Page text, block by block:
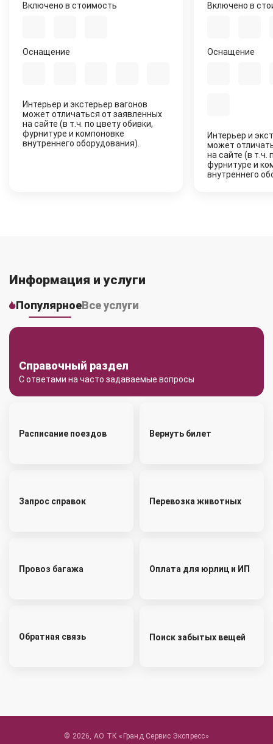
Включено в стоимость
Оснащение
Интерьер и экстерьер вагонов
может отличаться от заявленных
на сайте (в т.ч. по цвету обивки,
фурнитуре и компоновке
внутреннего оборудования).
Включено в
Оснащение
Интерьер и
может
на сайте (в т.ч.
фурнитуре и
внутреннего
Информация и услуги
ПопулярноеВсе услуги
Справочный раздел
С ответами на часто задаваемые вопросы
Расписание поездов Вернуть билет
Запрос справок Перевозка животных
Провоз багажа Оплата для юрлиц и ИП
Обратная связь Поиск забытых вещей
© 2026, АО ТК «Гранд Сервис Экспресс»